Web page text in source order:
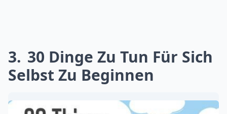
3 30 Dinge Zu Tun Für Sich
Selbst Zu Beginnen